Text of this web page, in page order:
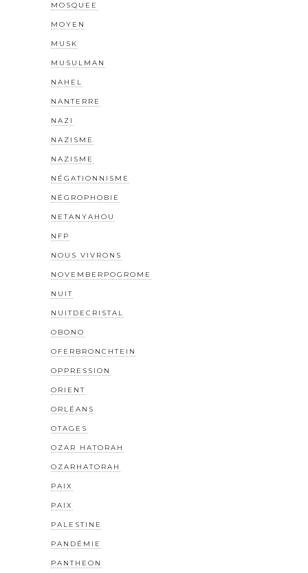
MOSQUEE
MOYEN
MUSK
MUSULMAN
NAHEL
NANTERRE
NAZI
NAZISME
NAZISME
NÉGATIONNISME
NÉGROPHOBIE
NETANYAHOU
NFP
NOUS VIVRONS
NOVEMBERPOGROME
NUIT
NUITDECRISTAL
OBONO
OFERBRONCHTEIN
OPPRESSION
ORIENT
ORLÉANS
OTAGES
OZAR HATORAH
OZARHATORAH
PAIX
PAIX
PALESTINE
PANDÉMIE
PANTHEON